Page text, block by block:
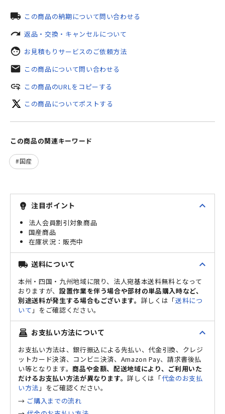
local_shipping この商品の納期について問い合わせる
redo 返品・交換・キャンセルについて
face お見積もりサービスのご依頼方法
mail この商品について問い合わせる
add_link この商品のURLをコピーする
この商品についてポストする
この商品の関連キーワード
国産
emoji_objects 注目ポイント expand_less
法人会員割引対象商品
国産商品
販売中
local_shipping 送料について expand_less
本州・四国・九州地域に限り、法人宛基本送料無料となって
おりますが、 設置作業を伴う場合や部材の単品購入時など、
別途送料が発生する場合もございます。 詳しくは「送料につ
いて 」をご確認ください。
point_of_sale お支払い方法について expand_less
お支払い方法は、銀行振込による先払い、代金引換、クレジ
ットカード決済、コンビニ決済、Amazon Pay、請求書後払
い等となります。商品や金額、配送地域により、ご利用いた
だけるお支払い方法が異なります。詳しくは「代金のお支払
い方法 」をご確認ください。
→ ご購入までの流れ